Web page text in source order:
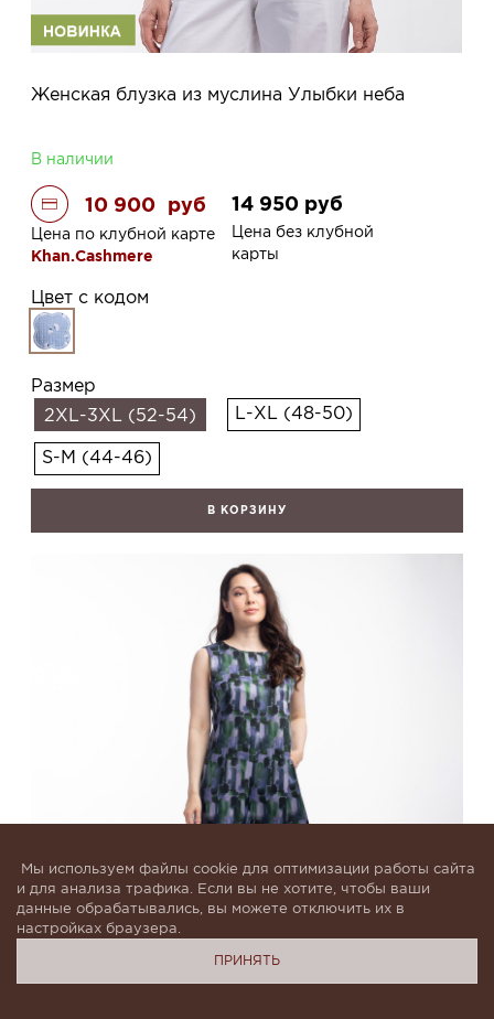
Женская блузка из муслина Улыбки неба
В наличии
10 900 руб
Цена по клубной карте
Khan.Cashmere
14 950 руб
Цена без клубной
карты
Цвет с кодом
Размер
2XL-3XL (52-54)
L-XL (48-50)
S-M (44-46)
В КОРЗИНУ
Мы используем файлы cookie для оптимизации работы сайта
и для анализа трафика. Если вы не хотите, чтобы ваши
данные обрабатывались, вы можете отключить их в
настройках браузера.
ПРИНЯТЬ